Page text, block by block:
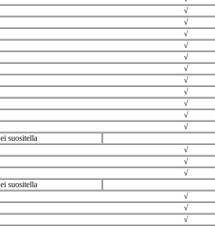
√
√
√
√
√
√
√
√
√
√
√
ei suositella
√
√
√
ei suositella
√
√
√